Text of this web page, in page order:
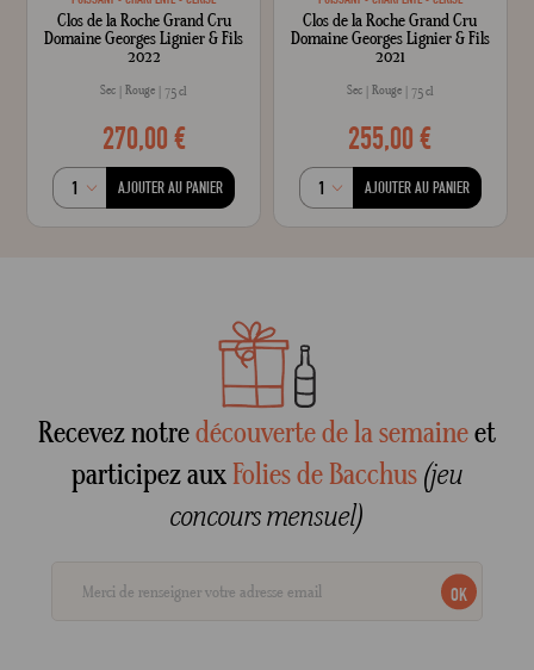
Mot de
Clos de la Roche Grand Cru
Domaine Georges Lignier & Fils
2022
Sec Rouge 75 cl
270,00 €
AJOUTER AU PANIER
Clos de la Roche Grand Cru
Domaine Georges Lignier & Fils
2021
Sec Rouge 75 cl
255,00 €
AJOUTER AU PANIER
Recevez notredécouverte de la semaineet
participez auxFolies de Bacchus (jeu
concours mensuel)
OK